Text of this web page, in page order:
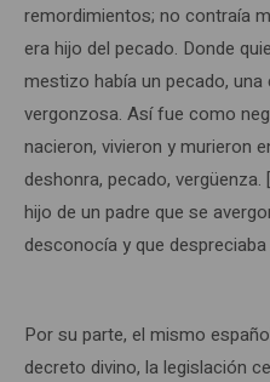
remordimientos; no contraía
era hijo del pecado. Donde
mestizo había un pecado,
vergonzosa. Así fue como
nacieron, vivieron y murieron
deshonra, pecado,
hijo de un padre que se
desconocía y que
Por su parte, el mismo
decreto divino, la legislación